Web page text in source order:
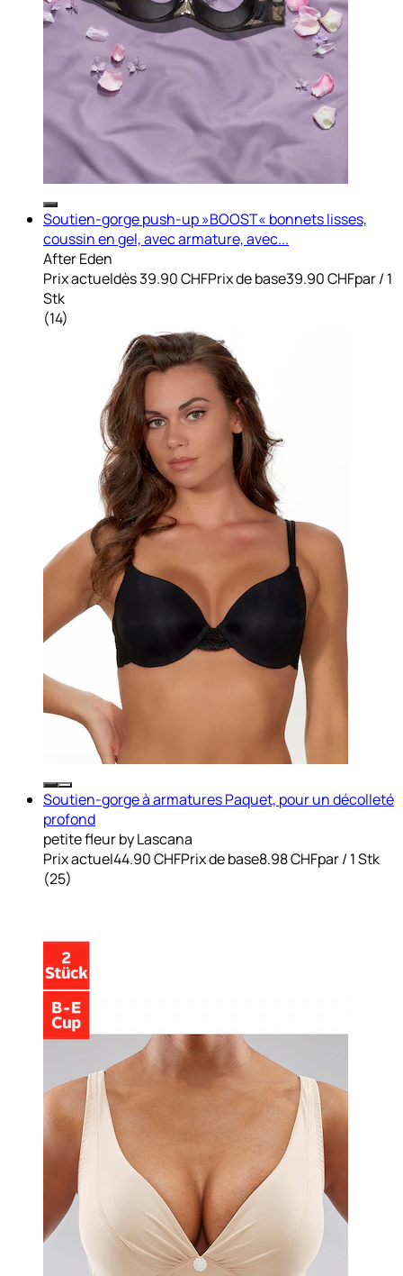
Soutien-gorge push-up »BOOST« bonnets lisses,
coussin en gel, avec armature, avec...
After Eden
Prix actueldès39.90 CHFPrix de base39.90 CHFpar/ 1
Stk
(14)
Soutien-gorge à armatures Paquet, pour un décolleté
profond
petite fleur by Lascana
Prix actuel44.90 CHFPrix de base8.98 CHFpar/ 1 Stk
(25)